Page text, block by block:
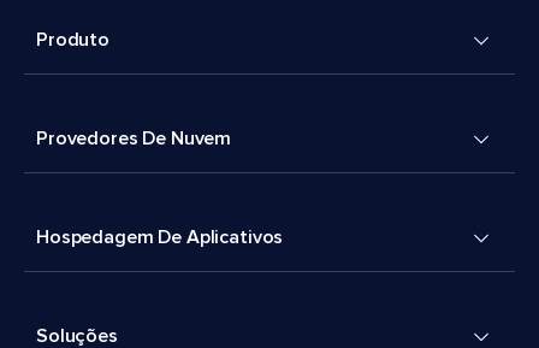
Produto
Provedores De Nuvem
Hospedagem De Aplicativos
Soluções